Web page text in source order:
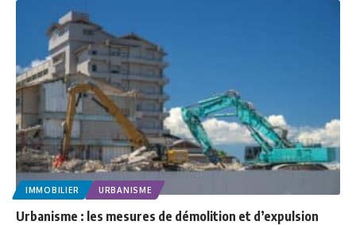
IMMOBILIER URBANISME
Urbanisme : les mesures de démolition et d’expulsion